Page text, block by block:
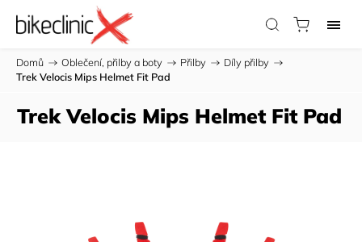
Domů / Oblečení, přilby a boty / Přilby / Díly přilby /
Trek Velocis Mips Helmet Fit Pad
Trek Velocis Mips Helmet Fit Pad